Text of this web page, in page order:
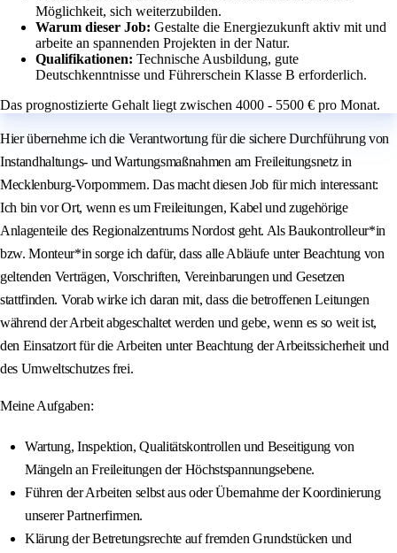
Möglichkeit, sich weiterzubilden.
Warum dieser Job: Gestalte die Energiezukunft aktiv mit und
arbeite an spannenden Projekten in der Natur.
Qualifikationen: Technische Ausbildung, gute
Deutschkenntnisse und Führerschein Klasse B erforderlich.
Das prognostizierte Gehalt liegt zwischen 4000 - 5500 € pro Monat.
Hier übernehme ich die Verantwortung für die sichere Durchführung von
Instandhaltungs- und Wartungsmaßnahmen am Freileitungsnetz in
Mecklenburg-Vorpommern. Das macht diesen Job für mich interessant:
Ich bin vor Ort, wenn es um Freileitungen, Kabel und zugehörige
Anlagenteile des Regionalzentrums Nordost geht. Als Baukontrolleur*in
bzw. Monteur*in sorge ich dafür, dass alle Abläufe unter Beachtung von
geltenden Verträgen, Vorschriften, Vereinbarungen und Gesetzen
stattfinden. Vorab wirke ich daran mit, dass die betroffenen Leitungen
während der Arbeit abgeschaltet werden und gebe, wenn es so weit ist,
den Einsatzort für die Arbeiten unter Beachtung der Arbeitssicherheit und
des Umweltschutzes frei.
Meine Aufgaben:
Wartung, Inspektion, Qualitätskontrollen und Beseitigung von
Mängeln an Freileitungen der Höchstspannungsebene.
Führen der Arbeiten selbst aus oder Übernahme der Koordinierung
unserer Partnerfirmen.
Klärung der Betretungsrechte auf fremden Grundstücken und